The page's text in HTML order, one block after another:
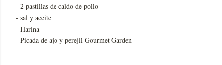
- 2 pastillas de caldo de pollo
- sal y aceite
- Harina
- Picada de ajo y perejil Gourmet Garden